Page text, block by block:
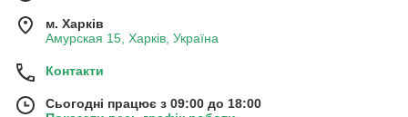
м. Харків
Амурская 15, Харків, Україна
Контакти
Сьогодні працює з 09:00 до 18:00